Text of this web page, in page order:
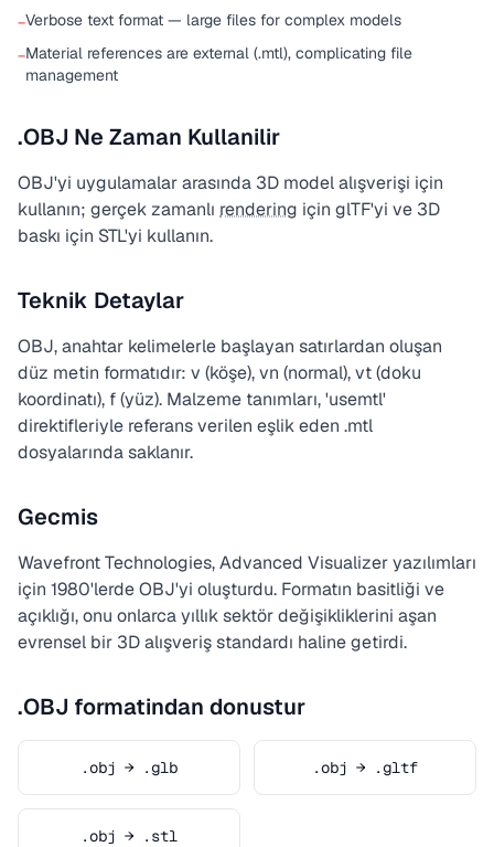
−Verbose text format — large files for complex models
−Material references are external (.mtl), complicating file
management
.OBJ Ne Zaman Kullanilir
OBJ'yi uygulamalar arasında 3D model alışverişi için
kullanın; gerçek zamanlı rendering için glTF'yi ve 3D
baskı için STL'yi kullanın.
Teknik Detaylar
OBJ, anahtar kelimelerle başlayan satırlardan oluşan
düz metin formatıdır: v (köşe), vn (normal), vt (doku
koordinatı), f (yüz). Malzeme tanımları, 'usemtl'
direktifleriyle referans verilen eşlik eden .mtl
dosyalarında saklanır.
Gecmis
Wavefront Technologies, Advanced Visualizer yazılımları
için 1980'lerde OBJ'yi oluşturdu. Formatın basitliği ve
açıklığı, onu onlarca yıllık sektör değişikliklerini aşan
evrensel bir 3D alışveriş standardı haline getirdi.
.OBJ formatindan donustur
.obj → .glb .obj → .gltf
.obj → .stl